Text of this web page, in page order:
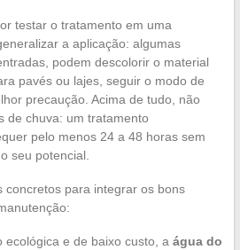
testar o tratamento em uma
a aplicação: algumas
podem descolorir o material
pavés ou lajes, seguir o modo de
precaução. Acima de tudo, não
de chuva: um tratamento
pelo menos 24 a 48 horas sem
seu potencial.
concretos para integrar os bons
ecológica e de baixo custo, a água do